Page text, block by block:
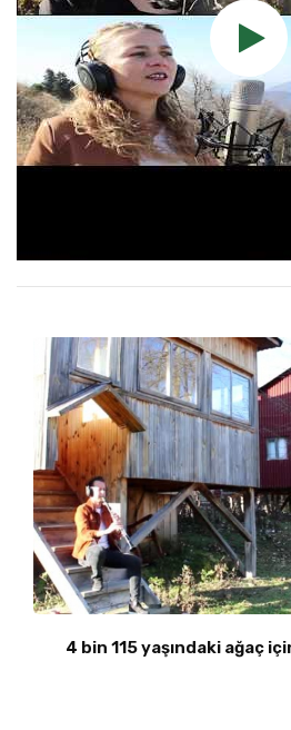
4 bin 115 yaşındaki ağaç